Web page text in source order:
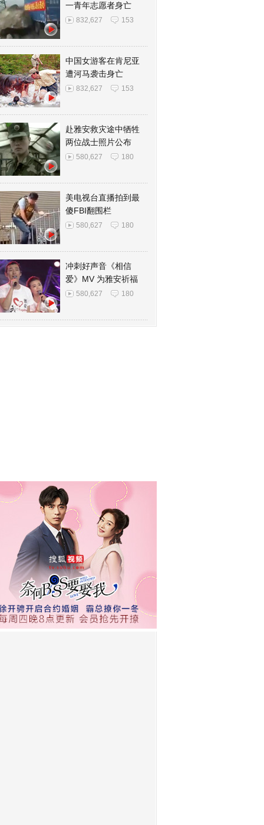
一青年志愿者身亡
832,627 153
中国女游客在肯尼亚
遭河马袭击身亡
832,627 153
赴雅安救灾途中牺牲
两位战士照片公布
580,627 180
美电视台直播拍到最
傻FBI翻围栏
580,627 180
冲刺好声音《相信
爱》MV 为雅安祈福
580,627 180